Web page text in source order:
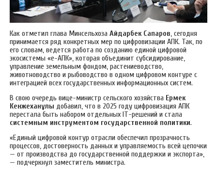
Как отметил глава Минсельхоза Айдарбек Сапаров, сегодня
принимается ряд конкретных мер по цифровизации АПК. Так, по
его словам, ведется работа по созданию единой цифровой
экосистемы «е-АПК», которая объединит субсидирование,
управление земельным фондом, растениеводство,
животноводство и рыбоводство в одном цифровом контуре с
интеграцией всех государственных информационных систем.
В свою очередь вице-министр сельского хозяйства Ермек
Кенжеханұлы добавил, что в 2025 году цифровизация АПК
перестала быть набором отдельных IT-решений и стала
системным инструментом государственной политики.
«Единый цифровой контур отрасли обеспечил прозрачность
процессов, достоверность данных и управляемость всей цепочки
— от производства до государственной поддержки и экспорта»,
— подчеркнул заместитель министра.